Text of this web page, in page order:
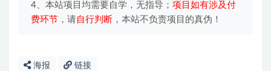
4、本站项目均需要自学，无指导； 项目如有涉及付
费环节 ，请自行判断 ，本站不负责项目的真伪！
海报 链接